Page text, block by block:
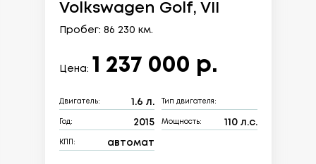
Volkswagen Golf, VII
Пробег: 86 230 км.
Цена: 1 237 000 р.
Двигатель: 1.6 л. Тип двигателя:
Год: 2015 Мощность: 110 л.с.
КПП: автомат